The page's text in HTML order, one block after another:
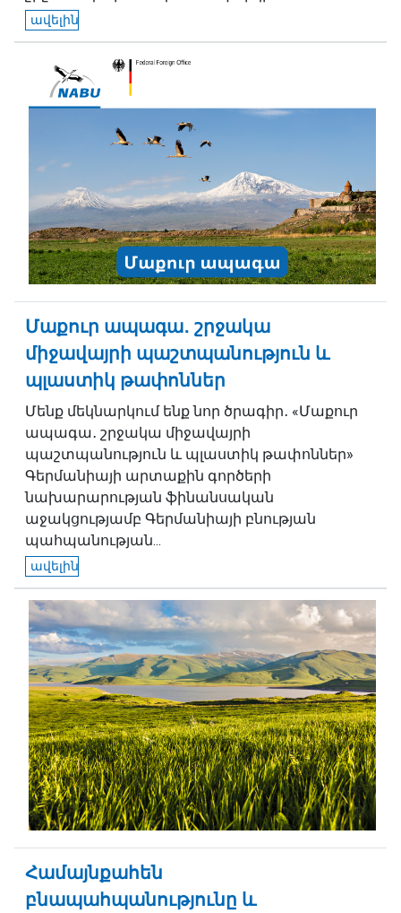
ավելին
Մաքուր ապագա․ շրջակա
միջավայրի պաշտպանություն և
պլաստիկ թափոններ
Մենք մեկնարկում ենք նոր ծրագիր․ «Մաքուր
ապագա․ շրջակա միջավայրի
պաշտպանություն և պլաստիկ թափոններ»
Գերմանիայի արտաքին գործերի
նախարարության ֆինանսական
աջակցությամբ Գերմանիայի բնության
պահպանության...
ավելին
Համայնքահեն
բնապահպանությունը և